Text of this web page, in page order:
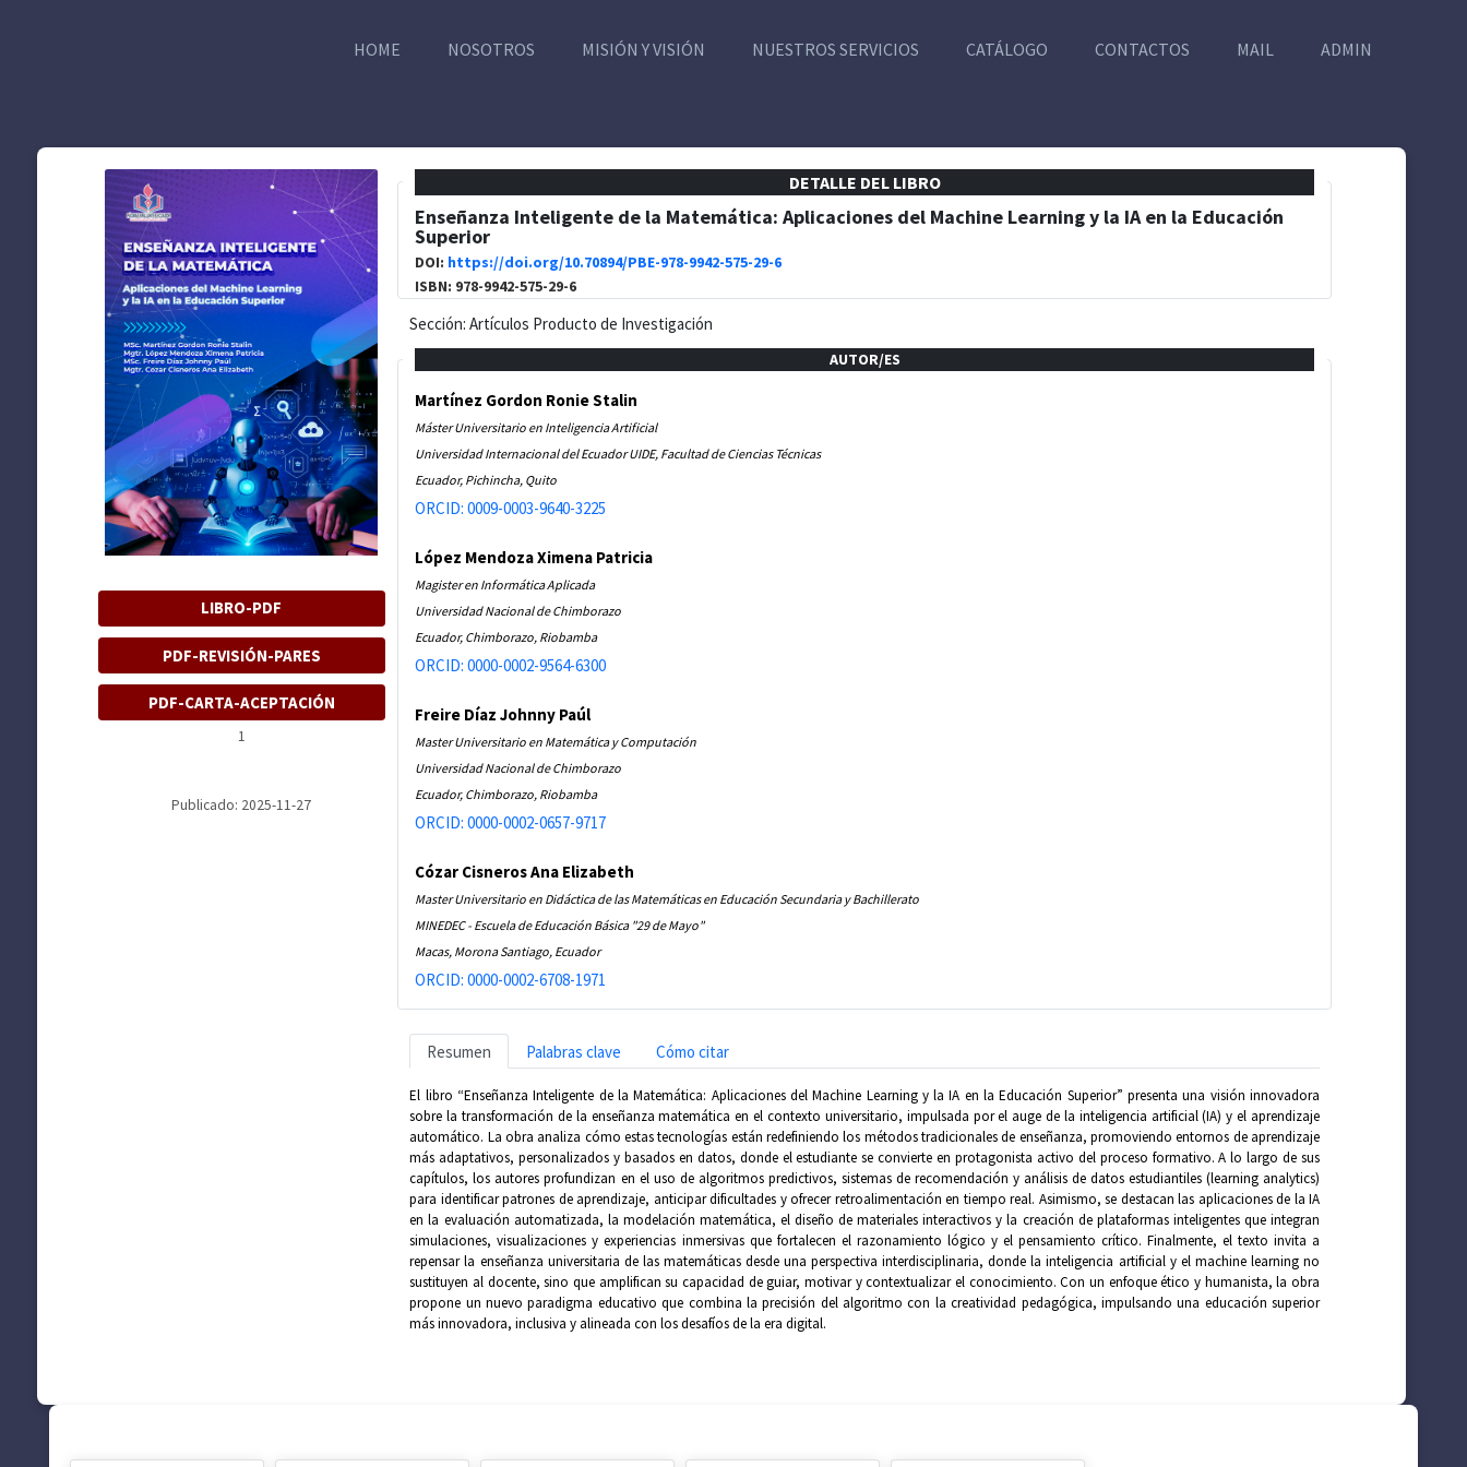
HOME NOSOTROS MISIÓN Y VISIÓN NUESTROS SERVICIOS CATÁLOGO CONTACTOS MAIL ADMIN
LIBRO-PDF
PDF-REVISIÓN-PARES
PDF-CARTA-ACEPTACIÓN
1
Publicado: 2025-11-27
DETALLE DEL LIBRO
Enseñanza Inteligente de la Matemática: Aplicaciones del Machine Learning y la IA en la Educación
Superior
DOI: https://doi.org/10.70894/PBE-978-9942-575-29-6
ISBN: 978-9942-575-29-6
Sección: Artículos Producto de Investigación
AUTOR/ES
Martínez Gordon Ronie Stalin
Máster Universitario en Inteligencia Artificial
Universidad Internacional del Ecuador UIDE, Facultad de Ciencias Técnicas
Ecuador, Pichincha, Quito
ORCID: 0009-0003-9640-3225
López Mendoza Ximena Patricia
Magister en Informática Aplicada
Universidad Nacional de Chimborazo
Ecuador, Chimborazo, Riobamba
ORCID: 0000-0002-9564-6300
Freire Díaz Johnny Paúl
Master Universitario en Matemática y Computación
Universidad Nacional de Chimborazo
Ecuador, Chimborazo, Riobamba
ORCID: 0000-0002-0657-9717
Cózar Cisneros Ana Elizabeth
Master Universitario en Didáctica de las Matemáticas en Educación Secundaria y Bachillerato
MINEDEC - Escuela de Educación Básica "29 de Mayo"
Macas, Morona Santiago, Ecuador
ORCID: 0000-0002-6708-1971
Resumen Palabras clave Cómo citar
El libro “Enseñanza Inteligente de la Matemática: Aplicaciones del Machine Learning y la IA en la Educación Superior” presenta una visión innovadora
sobre la transformación de la enseñanza matemática en el contexto universitario, impulsada por el auge de la inteligencia artificial (IA) y el aprendizaje
automático. La obra analiza cómo estas tecnologías están redefiniendo los métodos tradicionales de enseñanza, promoviendo entornos de aprendizaje
más adaptativos, personalizados y basados en datos, donde el estudiante se convierte en protagonista activo del proceso formativo. A lo largo de sus
capítulos, los autores profundizan en el uso de algoritmos predictivos, sistemas de recomendación y análisis de datos estudiantiles (learning analytics)
para identificar patrones de aprendizaje, anticipar dificultades y ofrecer retroalimentación en tiempo real. Asimismo, se destacan las aplicaciones de la IA
en la evaluación automatizada, la modelación matemática, el diseño de materiales interactivos y la creación de plataformas inteligentes que integran
simulaciones, visualizaciones y experiencias inmersivas que fortalecen el razonamiento lógico y el pensamiento crítico. Finalmente, el texto invita a
repensar la enseñanza universitaria de las matemáticas desde una perspectiva interdisciplinaria, donde la inteligencia artificial y el machine learning no
sustituyen al docente, sino que amplifican su capacidad de guiar, motivar y contextualizar el conocimiento. Con un enfoque ético y humanista, la obra
propone un nuevo paradigma educativo que combina la precisión del algoritmo con la creatividad pedagógica, impulsando una educación superior
más innovadora, inclusiva y alineada con los desafíos de la era digital.